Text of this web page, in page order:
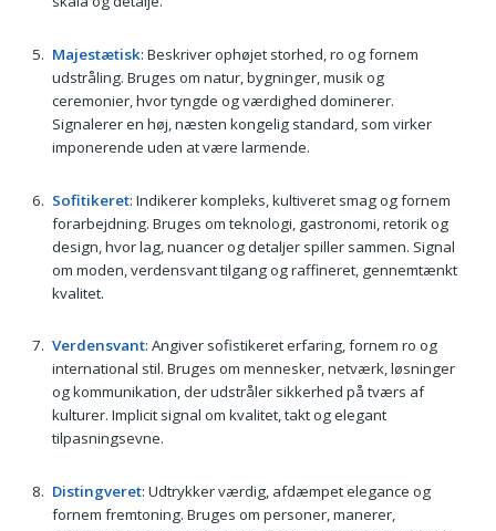
Majestætisk: Beskriver ophøjet storhed, ro og fornem
udstråling. Bruges om natur, bygninger, musik og
ceremonier, hvor tyngde og værdighed dominerer.
Signalerer en høj, næsten kongelig standard, som virker
imponerende uden at være larmende.
Sofitikeret: Indikerer kompleks, kultiveret smag og fornem
forarbejdning. Bruges om teknologi, gastronomi, retorik og
design, hvor lag, nuancer og detaljer spiller sammen. Signal
om moden, verdensvant tilgang og raffineret, gennemtænkt
kvalitet.
Verdensvant: Angiver sofistikeret erfaring, fornem ro og
international stil. Bruges om mennesker, netværk, løsninger
og kommunikation, der udstråler sikkerhed på tværs af
kulturer. Implicit signal om kvalitet, takt og elegant
tilpasningsevne.
Distingveret: Udtrykker værdig, afdæmpet elegance og
fornem fremtoning. Bruges om personer, manerer,